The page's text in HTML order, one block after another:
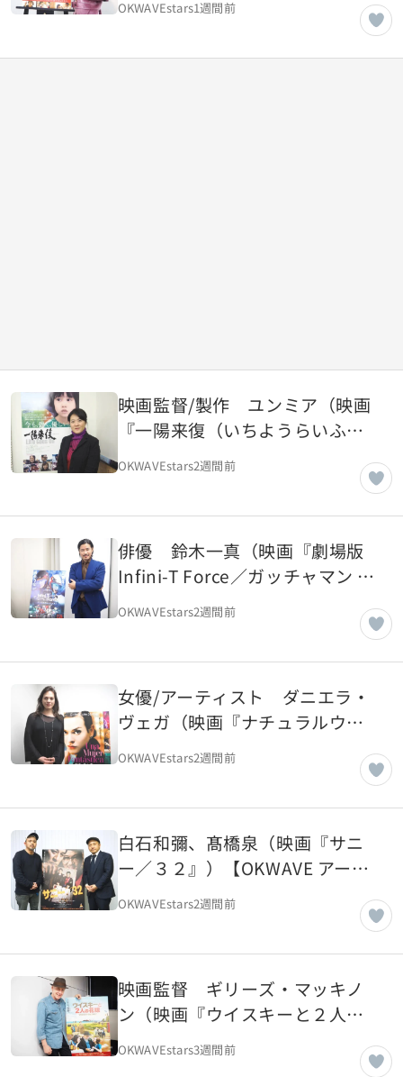
OKWAVEstars1週間前
映画監督/製作 ユンミア（映画
『一陽来復（いちようらいふ
く）Life Goes On』）
【OKWAVE アーカイブ｜2018年
OKWAVEstars2週間前
俳優 鈴木一真（映画『劇場版
Infini-T Force／ガッチャマン さ
らば友よ』）【OKWAVE アーカ
OKWAVEstars2週間前
女優/アーティスト ダニエラ・
ヴェガ（映画『ナチュラルウー
マン』）【OKWAVE アーカイブ
OKWAVEstars2週間前
白石和彌、髙橋泉（映画『サニ
ー／３２』）【OKWAVE アーカ
イブ｜2018年2月取材】
OKWAVEstars2週間前
映画監督 ギリーズ・マッキノ
ン（映画『ウイスキーと２人の
花嫁』）【OKWAVE アーカイブ
｜2018年2月取材】
OKWAVEstars3週間前